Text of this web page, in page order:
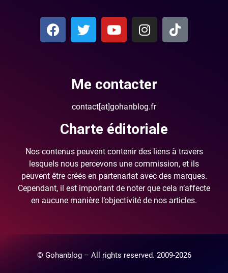
Me contacter
contact[at]gohanblog.fr
Charte éditoriale
Nos contenus peuvent contenir des liens à travers
lesquels nous percevons une commission, et ils
peuvent être créés en partenariat avec des marques.
Cependant, il est important de noter que cela n’affecte
en aucune manière l’objectivité de nos articles.
© Gohanblog – All rights reserved. 2009-2026